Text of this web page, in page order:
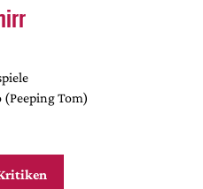
(Peeping Tom)